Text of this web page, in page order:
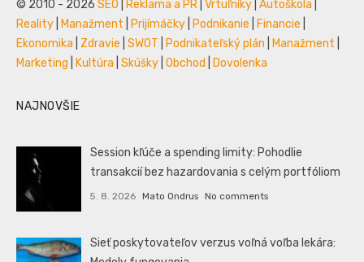
© 2010 - 2026 SEO Reklama a PR Vrtuľníky Autoškola
Reality
Manažment Prijímáčky Podnikanie Financie
Ekonomika
Zdravie SWOT Podnikateľský plán Manažment
Marketing
Kultúra Skúšky Obchod Dovolenka
NAJNOVŠIE
Session kľúče a spending limity: Pohodlie
transakcií bez hazardovania s celým portfóliom
5. 8. 2026 Mato Ondrus No comments
Sieť poskytovateľov verzus voľná voľba lekára: